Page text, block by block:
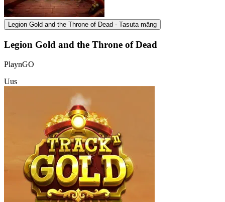
Legion Gold and the Throne of Dead - Tasuta mäng
Legion Gold and the Throne of Dead
PlaynGO
Uus